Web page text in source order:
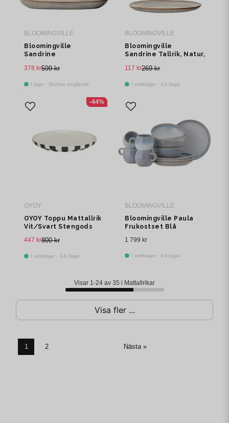
BLOOMINGVILLE
Bloomingville
Sandrine
Natur Stengods L42
599 kr
378 kr
I lager - Skickas omgående
BLOOMINGVILLE
Bloomingville
Sandrine Tallrik, Natur,
cm
269 kr
117 kr
I webblager - 4-8 dagar
OYOY
OYOY Toppu Mattallrik
Vit/Svart Stengods
800 kr
447 kr
I webblager - 4-8 dagar
-44%
BLOOMINGVILLE
Bloomingville Paula
Frukostset Blå
1 799 kr
I webblager - 4-8 dagar
Visar 1-24 av 35 i Mattallrikar
Visa fler ...
1 2 Nästa »